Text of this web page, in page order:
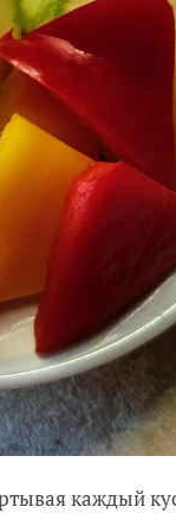
каждый